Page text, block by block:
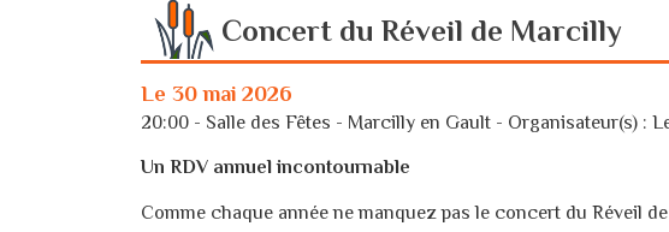
Concert du Réveil de Marcilly
Le 30 mai 2026
20:00 - Salle des Fêtes - Marcilly en Gault - Organisateur(s) :
Un RDV annuel incontournable
Comme chaque année ne manquez pas le concert du Réveil